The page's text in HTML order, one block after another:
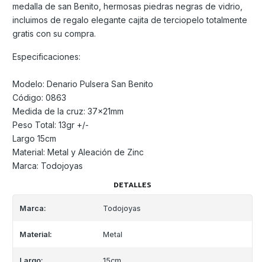
medalla de san Benito, hermosas piedras negras de vidrio,
incluimos de regalo elegante cajita de terciopelo totalmente
gratis con su compra.
Especificaciones:
Modelo: Denario Pulsera San Benito
Código: 0863
Medida de la cruz: 37x21mm
Peso Total: 13gr +/-
Largo 15cm
Material: Metal y Aleación de Zinc
Marca: Todojoyas
DETALLES
Marca: Todojoyas
Material: Metal